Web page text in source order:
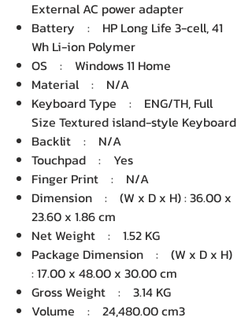
External AC power adapter
Battery : HP Long Life 3-cell, 41
Wh Li-ion Polymer
OS : Windows 11 Home
Material : N/A
Keyboard Type : ENG/TH, Full
Size Textured island-style Keyboard
Backlit : N/A
Touchpad : Yes
Finger Print : N/A
Dimension : (W x D x H) : 36.00 x
23.60 x 1.86 cm
Net Weight : 1.52 KG
Package Dimension : (W x D x H)
: 17.00 x 48.00 x 30.00 cm
Gross Weight : 3.14 KG
Volume : 24,480.00 cm3